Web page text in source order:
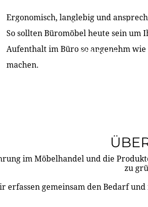
PRODUKTE ÜBER UNS
KONTAKT
Ergonomisch, langlebig und
So sollten Büromöbel heute sein um
Aufenthalt im Büro so angenehm
machen.
im Möbelhandel und die
zu
erfassen gemeinsam den Bedarf